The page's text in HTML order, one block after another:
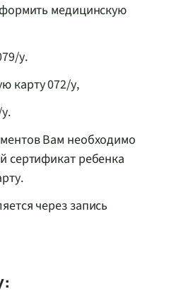
медицинскую
у.
карту 072/у,
Вам необходимо
сертификат ребенка
через запись